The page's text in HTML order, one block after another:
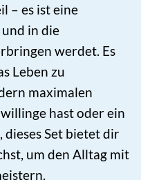
– es ist eine
in die
werdet. Es
Leben zu
maximalen
hast oder ein
Set bietet dir
um den Alltag mit